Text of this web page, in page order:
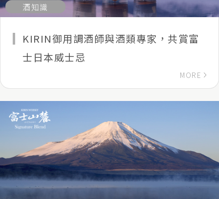
酒知識
KIRIN御用調酒師與酒類專家，共賞富
士日本威士忌
MORE